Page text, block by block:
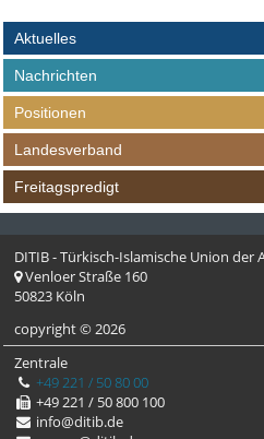
Aktuelles
Nachrichten
Positionen
Landesverband
Freitagspredigt
DITIB - Türkisch-Islamische Union der
Venloer Straße 160
50823 Köln
copyright © 2026
Zentrale
+49 221 / 50 80 00
+49 221 / 50 800 100
info@ditib.de